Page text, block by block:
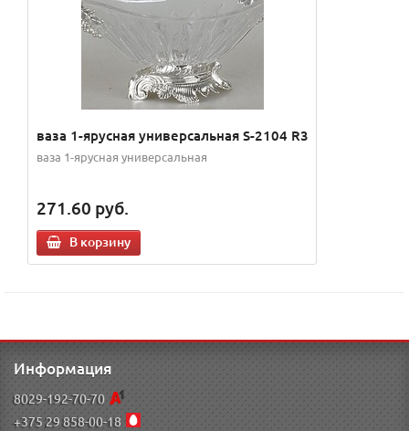
ваза 1-ярусная универсальная S-2104 R3
ваза 1-ярусная универсальная
271.60 руб.
В корзину
Информация
8029-192-70-70
+375 29 858-00-18